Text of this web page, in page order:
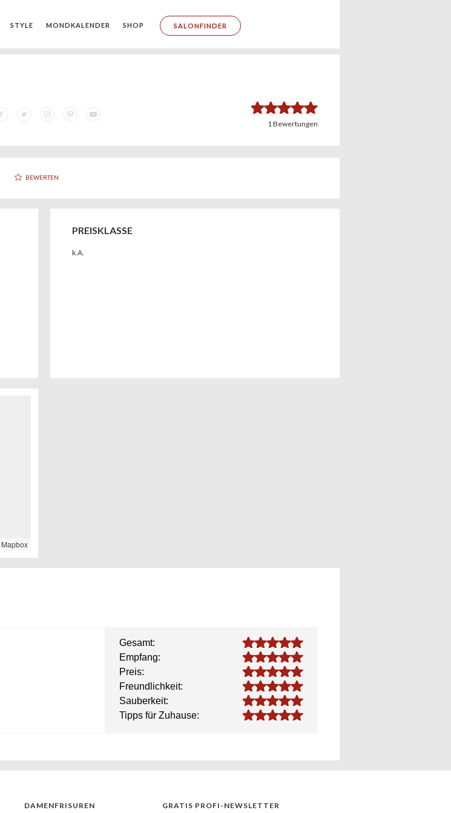
STYLE MONDKALENDER SHOP SALONFINDER
5.0
1Bewertungen
BEWERTEN
PREISKLASSE
k.A.
Mapbox
Gesamt:
5.0
Empfang:
5.0
Preis:
5.0
Freundlichkeit:
5.0
Sauberkeit:
5.0
Tipps für Zuhause:
5.0
DAMENFRISUREN GRATIS PROFI-NEWSLETTER